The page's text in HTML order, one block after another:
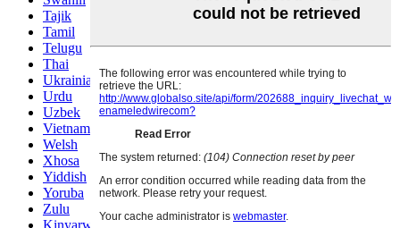
Tajik
Tamil
Telugu
Thai
Ukrainian
Urdu
Uzbek
Vietnamese
Welsh
Xhosa
Yiddish
Yoruba
Zulu
Kinyarwanda